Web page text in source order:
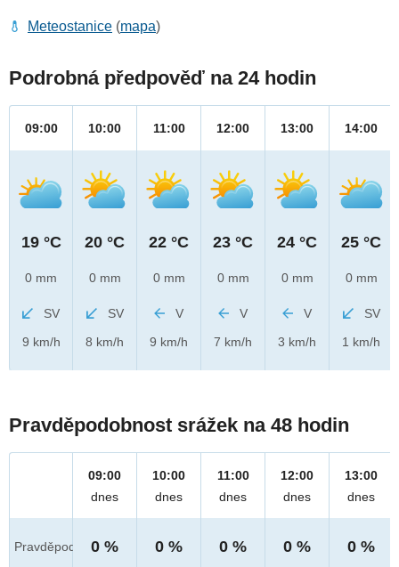
Meteostanice (mapa)
Podrobná předpověď na 24 hodin
09:00
19 °C
0 mm
SV
9 km/h
10:00
20 °C
0 mm
SV
8 km/h
11:00
22 °C
0 mm
V
9 km/h
12:00
23 °C
0 mm
V
7 km/h
13:00
24 °C
0 mm
V
3 km/h
14:00
25 °C
0 mm
SV
1 km/h
Pravděpodobnost srážek na 48 hodin
Pravděpod.
09:00
dnes
0 %
10:00
dnes
0 %
11:00
dnes
0 %
12:00
dnes
0 %
13:00
dnes
0 %